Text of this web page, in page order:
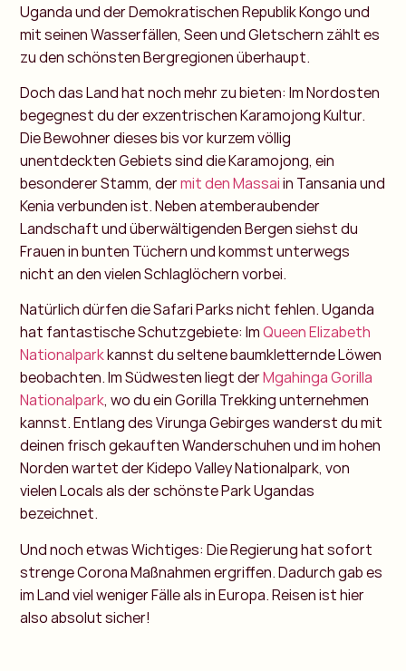
Uganda und der Demokratischen Republik Kongo und
mit seinen Wasserfällen, Seen und Gletschern zählt es
zu den schönsten Bergregionen überhaupt.
Doch das Land hat noch mehr zu bieten: Im Nordosten
begegnest du der exzentrischen Karamojong Kultur.
Die Bewohner dieses bis vor kurzem völlig
unentdeckten Gebiets sind die Karamojong, ein
besonderer Stamm, dermit den Massaiin Tansania und
Kenia verbunden ist. Neben atemberaubender
Landschaft und überwältigenden Bergen siehst du
Frauen in bunten Tüchern und kommst unterwegs
nicht an den vielen Schlaglöchern vorbei.
Natürlich dürfen die Safari Parks nicht fehlen. Uganda
hat fantastische Schutzgebiete: ImQueen Elizabeth
Nationalparkkannst du seltene baumkletternde Löwen
beobachten. Im Südwesten liegt derMgahinga Gorilla
Nationalpark, wo du ein Gorilla Trekking unternehmen
kannst. Entlang des Virunga Gebirges wanderst du mit
deinen frisch gekauften Wanderschuhen und im hohen
Norden wartet der Kidepo Valley Nationalpark, von
vielen Locals als der schönste Park Ugandas
bezeichnet.
Und noch etwas Wichtiges: Die Regierung hat sofort
strenge Corona Maßnahmen ergriffen. Dadurch gab es
im Land viel weniger Fälle als in Europa. Reisen ist hier
also absolut sicher!